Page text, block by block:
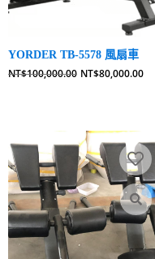
YORDER TB-5578 風扇車
NT$100,000.00 原
：
N
T
$
1
0
0
NT$80,000.00目
：
N
T
$
8
0
,